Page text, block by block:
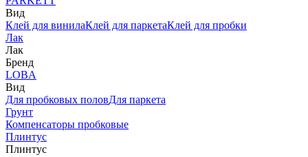
Вид
Клей для винилаКлей для паркетаКлей для пробки
Лак
Лак
Бренд
LOBA
Вид
Для пробковых половДля паркета
Грунт
Компенсаторы пробковые
Плинтус
Плинтус